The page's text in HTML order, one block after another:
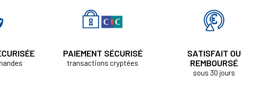
PAIEMENT SÉCURISÉ
transactions cryptées
SATISFAIT OU
REMBOURSÉ
sous 30 jours